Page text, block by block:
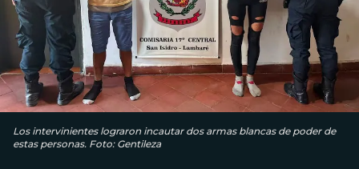
Los intervinientes lograron incautar dos armas blancas de poder de
estas personas. Foto: Gentileza